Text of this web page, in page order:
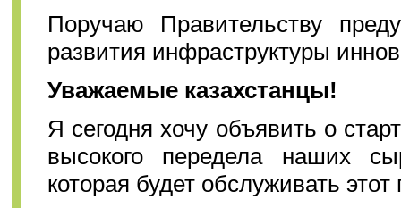
Поручаю Правительству
развития инфраструктуры
Уважаемые казахстанцы!
Я сегодня хочу объявить о
высокого передела наших
которая будет обслуживать этот